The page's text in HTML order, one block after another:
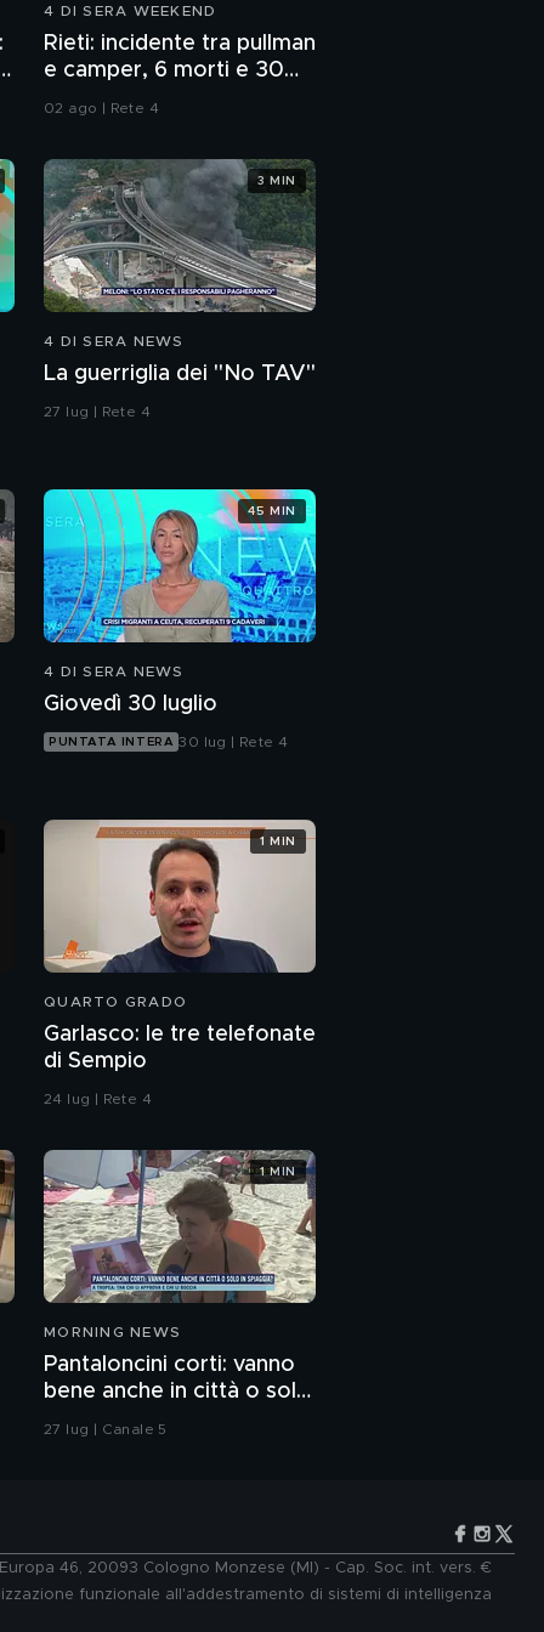
A Mattino 5 Spinello,
dalla villetta del
duplice omicidio
illuminismo"
Spinello Santa Sofia, il
paese con l'ombra
della setta
A Matino 5 Ramtha, la
4 DI SERA WEEKEND
Rieti: incidente tra pullman
e camper, 6 morti e 30
02 ago | Rete 4
4 DI SERA NEWS
La guerriglia dei "No TAV"
27 lug | Rete 4
3 MIN
4 DI SERA NEWS
Giovedì 30 luglio
PUNTATA INTERA 30 lug | Rete 4
45 MIN
QUARTO GRADO
Garlasco: le tre telefonate
di Sempio
24 lug | Rete 4
1 MIN
MORNING NEWS
Pantaloncini corti: vanno
bene anche in città o solo
in spiaggia?
27 lug | Canale 5
1 MIN
46, 20093 Cologno Monzese (MI) - Cap. Soc. int. vers. €
funzionale all'addestramento di sistemi di intelligenza